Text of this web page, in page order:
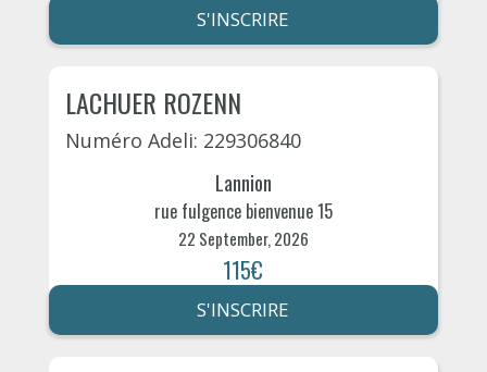
S'INSCRIRE
LACHUER ROZENN
Numéro Adeli: 229306840
Lannion
rue fulgence bienvenue 15
22 September, 2026
115€
S'INSCRIRE